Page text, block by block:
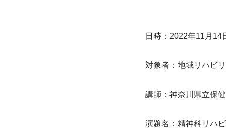
日時：2022年11月14
対象者：地域リハビ
講師：神奈川県立保
演題名：精神科リハ